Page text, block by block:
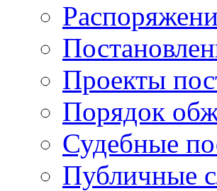
Проекты
Порядок
Судебные
Публичные